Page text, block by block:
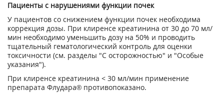
Пациенты с нарушениями функции почек
У пациентов со снижением функции почек необходима
коррекция дозы. При клиренсе креатинина от 30 до 70 мл/
мин необходимо уменьшить дозу на 50% и проводить
тщательный гематологический контроль для оценки
токсичности (см. разделы "С осторожностью" и "Особые
указания").
При клиренсе креатинина < 30 мл/мин применение
препарата Флудара® противопоказано.